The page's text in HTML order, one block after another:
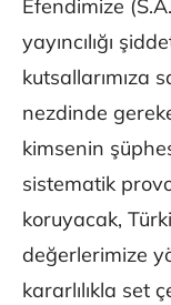
Efendimize
yayıncılığı
kutsallarımıza
nezdinde
kimsenin
sistematik
koruyacak,
değerlerimize
kararlılıkla set